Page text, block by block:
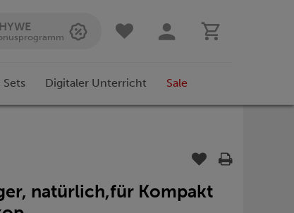
Sets Digitaler Unterricht Sale
natürlich,für Kompakt